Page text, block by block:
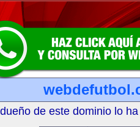
de este dominio lo